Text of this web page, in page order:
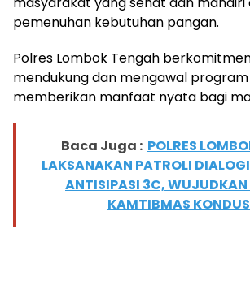
pemenuhan kebutuhan pangan.
Polres Lombok Tengah
mendukung dan mengawal
memberikan manfaat nyata bagi
Baca Juga : POLRES
LAKSANAKAN PATROLI
ANTISIPASI 3C, WUJUDKAN
KAMTIBMAS